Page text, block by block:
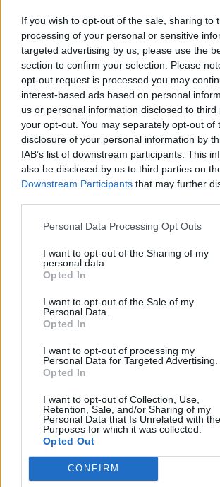
If you wish to opt-out of the sale, sharing to
processing of your personal or sensitive
targeted advertising by us, please use the
section to confirm your selection. Please
opt-out request is processed you may
interest-based ads based on personal
us or personal information disclosed to
your opt-out. You may separately opt-out of
disclosure of your personal information by
IAB’s list of downstream participants. This
also be disclosed by us to third parties on
Downstream Participants that may further
Personal Data Processing Opt Outs
I want to opt-out of the Sharing of my
personal data.
Opted In
I want to opt-out of the Sale of my
Personal Data.
Opted In
I want to opt-out of processing my
Personal Data for Targeted Advertising.
Opted In
I want to opt-out of Collection, Use,
Retention, Sale, and/or Sharing of my
Personal Data that Is Unrelated with the
Purposes for which it was collected.
Opted Out
CONFIRM
Stadium
06:00Jordania – Algeria| Lohko J, San
Stadium
20:00Portugali – Uzbekistan| Lohko K,
23:00Englanti – Ghana| Lohko L, Boston
24.6.2026
02:00 Panama – Kroatia | Lohko L,
05:00Kolumbia – Kongon
Lohko K, Estadio Guadalajara
Kierros 3
22:00Sveitsi – Kanada| Lohko B, BC
22:00Bosnia-Hertsegovina – Qatar
Stadium
25.6.2026
01:00Marokko – Haiti| Lohko C, Atlanta
01:00Skotlanti – Brasilia| Lohko C, Miami
Monterrey
04:00Tshekki – Meksiko| Lohko A, Mexico
23:00Curacao – Norsunluurannikko
Stadium
23:00Ecuador – Saksa| Lohko E, New